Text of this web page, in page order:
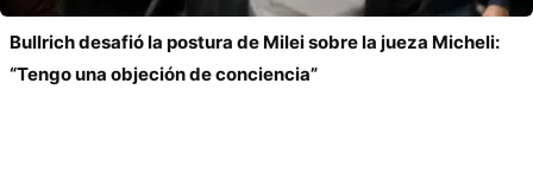
Bullrich desafió la postura de Milei sobre la jueza Micheli:
“Tengo una objeción de conciencia”